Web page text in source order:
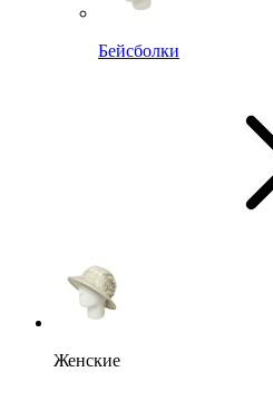
Бейсболки
Женские